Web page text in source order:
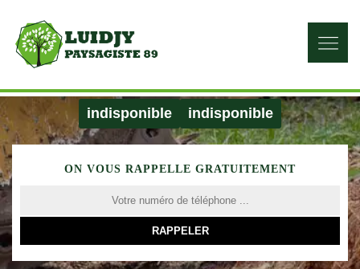
indisponible indisponible
ON VOUS RAPPELLE GRATUITEMENT